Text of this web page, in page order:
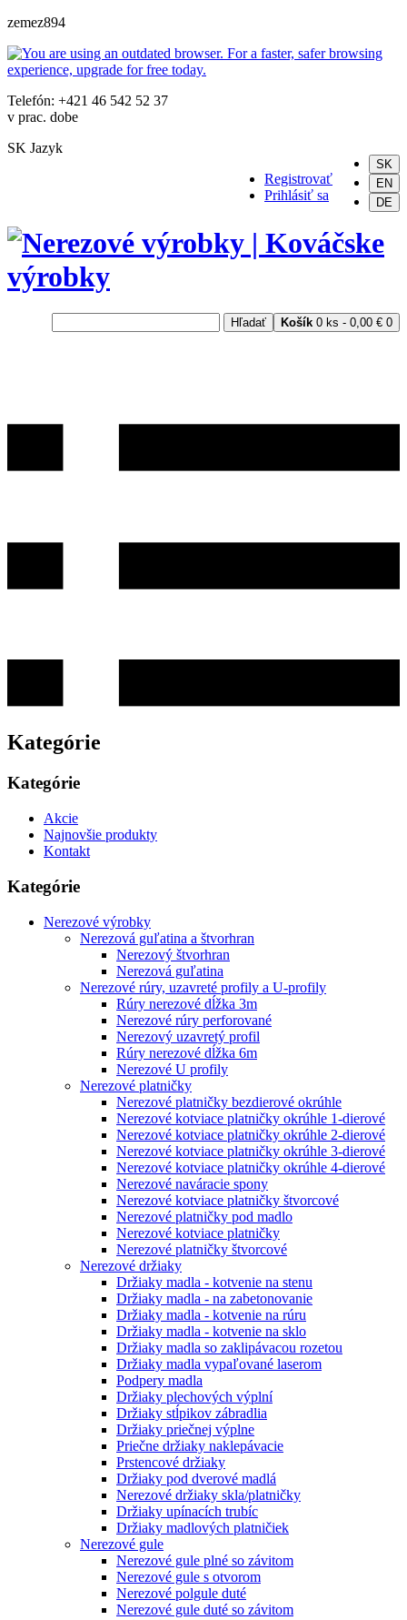
zemez894
Telefón: +421 46 542 52 37
v prac. dobe
SK Jazyk
SK
EN
DE
Registrovať
Prihlásiť sa
Košík 0 ks - 0,00 € 0
Hľadať
Kategórie
Kategórie
Akcie
Najnovšie produkty
Kontakt
Kategórie
Nerezové výrobky
Nerezová guľatina a štvorhran
Nerezový štvorhran
Nerezová guľatina
Nerezové rúry, uzavreté profily a U-profily
Rúry nerezové dĺžka 3m
Nerezové rúry perforované
Nerezový uzavretý profil
Rúry nerezové dĺžka 6m
Nerezové U profily
Nerezové platničky
Nerezové platničky bezdierové okrúhle
Nerezové kotviace platničky okrúhle 1-dierové
Nerezové kotviace platničky okrúhle 2-dierové
Nerezové kotviace platničky okrúhle 3-dierové
Nerezové kotviace platničky okrúhle 4-dierové
Nerezové naváracie spony
Nerezové kotviace platničky štvorcové
Nerezové platničky pod madlo
Nerezové kotviace platničky
Nerezové platničky štvorcové
Nerezové držiaky
Držiaky madla - kotvenie na stenu
Držiaky madla - na zabetonovanie
Držiaky madla - kotvenie na rúru
Držiaky madla - kotvenie na sklo
Držiaky madla so zaklipávacou rozetou
Držiaky madla vypaľované laserom
Podpery madla
Držiaky plechových výplní
Držiaky stĺpikov zábradlia
Držiaky priečnej výplne
Priečne držiaky naklepávacie
Prstencové držiaky
Držiaky pod dverové madlá
Nerezové držiaky skla/platničky
Držiaky upínacích trubíc
Držiaky madlových platničiek
Nerezové gule
Nerezové gule plné so závitom
Nerezové gule s otvorom
Nerezové polgule duté
Nerezové gule duté so závitom